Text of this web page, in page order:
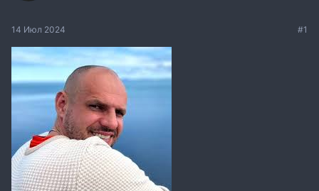
14 Июл 2024 #1